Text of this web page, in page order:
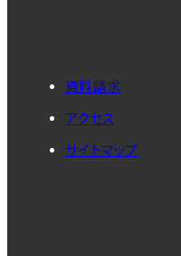
資料請求
アクセス
サイトマップ